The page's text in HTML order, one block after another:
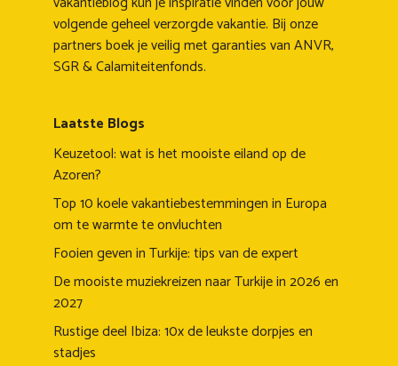
volgende geheel verzorgde vakantie. Bij onze
partners boek je veilig met garanties van ANVR,
SGR & Calamiteitenfonds.
Laatste Blogs
Keuzetool: wat is het mooiste eiland op de
Azoren?
Top 10 koele vakantiebestemmingen in Europa
om te warmte te onvluchten
Fooien geven in Turkije: tips van de expert
De mooiste muziekreizen naar Turkije in 2026 en
2027
Rustige deel Ibiza: 10x de leukste dorpjes en
stadjes